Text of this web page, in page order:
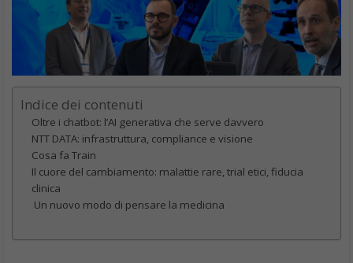
Indice dei contenuti
Oltre i chatbot: l’AI generativa che serve davvero
NTT DATA: infrastruttura, compliance e visione
Cosa fa Train
Il cuore del cambiamento: malattie rare, trial etici, fiducia
clinica
Un nuovo modo di pensare la medicina